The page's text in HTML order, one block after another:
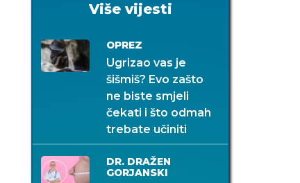
Više vijesti
OPREZ
Ugrizao vas je
šišmiš? Evo zašto
ne biste smjeli
čekati i što odmah
trebate učiniti
DR. DRAŽEN
GORJANSKI